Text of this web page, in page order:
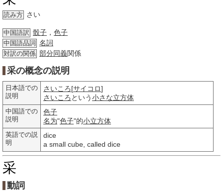
読み方 さい
中国語訳 骰子 ， 色子
中国語品詞 名詞
対訳の関係 部分同義関係
采の概念の説明
日本語での
説明
さいころ[サイコロ]
さいころ という小さな立方体
中国語での
説明
色子
名为"色子"的小立方体
英語での説
明
dice
a small cube, called dice
采
動詞